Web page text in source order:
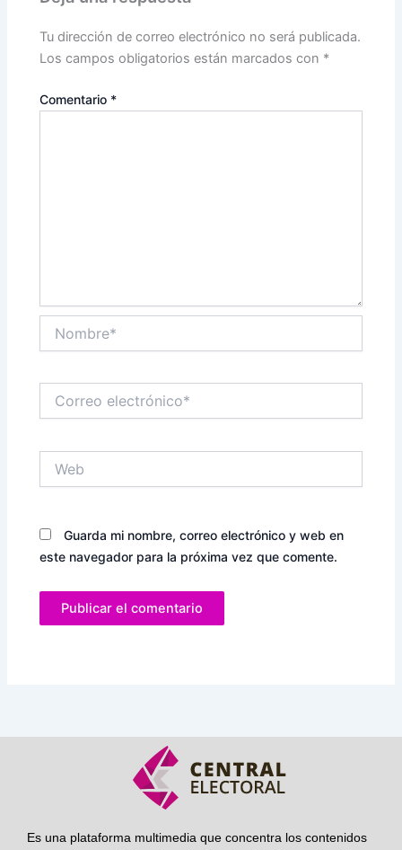
Tu dirección de correo electrónico no será publicada.
Los campos obligatorios están marcados con *
Comentario *
electrónico*
Guarda mi nombre, correo electrónico y web en
este navegador para la próxima vez que comente.
Es una plataforma multimedia que concentra los contenidos